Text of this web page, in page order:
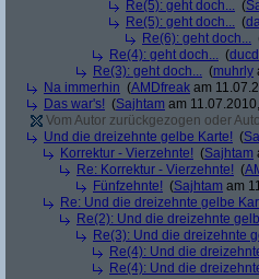
Re(5): geht doch... (
Re(5): geht doch... (
Re(6): geht doch...
Re(4): geht doch... (
Re(3): geht doch... (muhrly
Na immerhin (AMDfreak am
Das war's! (Sajhtam am
Vom Autor zurückgezogen oder
Und die dreizehnte gelbe Karte! (
Korrektur - Vierzehnte! (Sajhtam
Re: Korrektur - Vierzehnte! (
Fünfzehnte! (Sajhtam am
Re: Und die dreizehnte gelbe
Re(2): Und die dreizehnte
Re(3): Und die dreizehnte
Re(4): Und die
Re(4): Und die